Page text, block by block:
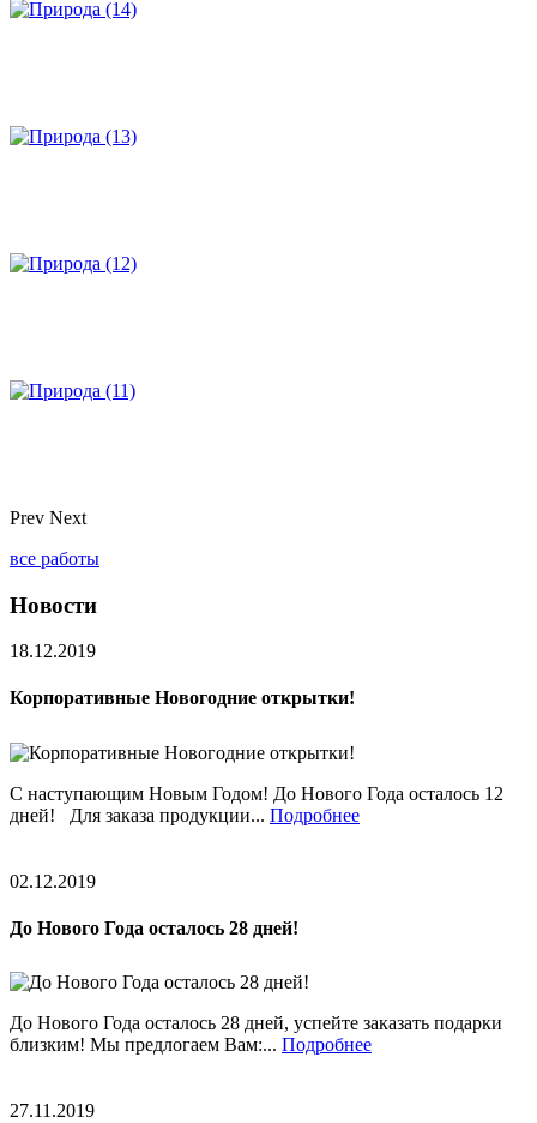
Prev Next
все работы
Новости
18.12.2019
Корпоративные Новогодние открытки!
С наступающим Новым Годом! До Нового Года осталось 12
дней! Для заказа продукции... Подробнее
02.12.2019
До Нового Года осталось 28 дней!
До Нового Года осталось 28 дней, успейте заказать подарки
близким! Мы предлогаем Вам:... Подробнее
27.11.2019